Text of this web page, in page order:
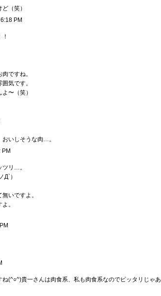
（笑）
PM
ですね。
気です。
〜（笑）
いしそうな肉…。
ツリ…。
Д`）
いですよ。
。
ね(^○^)貴一さんは肉食系、私も肉食系なのでピッタリじゃあ